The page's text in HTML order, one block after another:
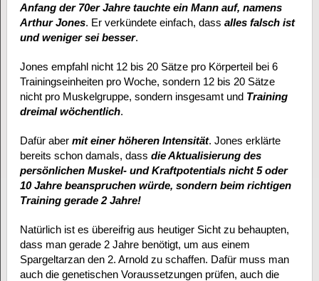
Anfang der 70er Jahre tauchte ein Mann auf, namens
Arthur Jones. Er verkündete einfach, dass alles falsch ist
und weniger sei besser.
Jones empfahl nicht 12 bis 20 Sätze pro Körperteil bei 6
Trainingseinheiten pro Woche, sondern 12 bis 20 Sätze
nicht pro Muskelgruppe, sondern insgesamt und Training
dreimal wöchentlich.
Dafür aber mit einer höheren Intensität. Jones erklärte
bereits schon damals, dass die Aktualisierung des
persönlichen Muskel- und Kraftpotentials nicht 5 oder
10 Jahre beanspruchen würde, sondern beim richtigen
Training gerade 2 Jahre!
Natürlich ist es übereifrig aus heutiger Sicht zu behaupten,
dass man gerade 2 Jahre benötigt, um aus einem
Spargeltarzan den 2. Arnold zu schaffen. Dafür muss man
auch die genetischen Voraussetzungen prüfen, auch die